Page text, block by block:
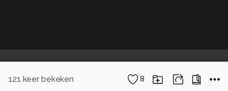
121 keer bekeken 8